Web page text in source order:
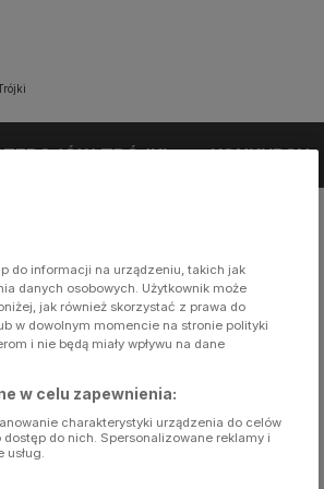
TRÓJKI KONKURSY
do informacji na urządzeniu, takich jak
danych osobowych. Użytkownik może
jak również skorzystać z prawa do
w dowolnym momencie na stronie polityki
i nie będą miały wpływu na dane
w celu zapewnienia:
charakterystyki urządzenia do celów
do nich. Spersonalizowane reklamy i
usług.